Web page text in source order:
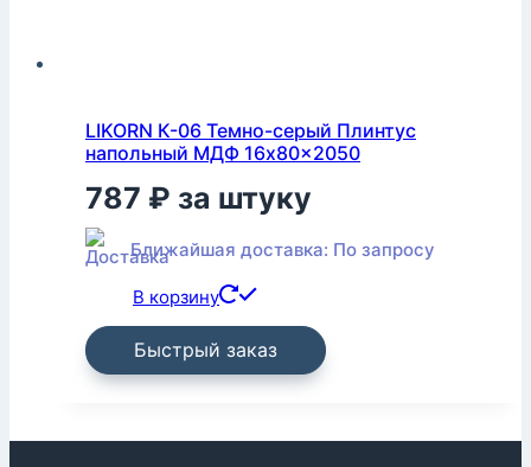
LIKORN К-06 Темно-серый Плинтус
напольный МДФ 16x80x2050
787 ₽ за штуку
Ближайшая доставка: По запросу
В корзину
Быстрый заказ